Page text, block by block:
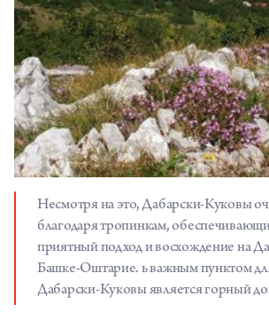
Несмотря на это, Дабарски-Куковы
благодаря тропинкам,
приятный подход и восхождение на
Башке-Оштарие. ь важным пунктом
Дабарски-Куковы является горный